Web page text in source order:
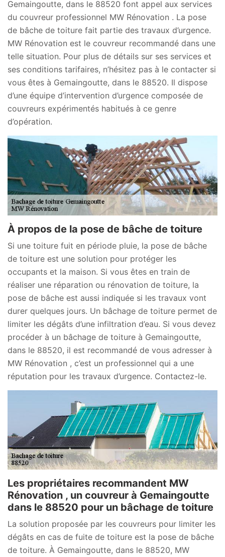
Gemaingoutte, dans le 88520 font appel aux services
du couvreur professionnel MW Rénovation . La pose
de bâche de toiture fait partie des travaux d’urgence.
MW Rénovation est le couvreur recommandé dans une
telle situation. Pour plus de détails sur ses services et
ses conditions tarifaires, n’hésitez pas à le contacter si
vous êtes à Gemaingoutte, dans le 88520. Il dispose
d’une équipe d’intervention d’urgence composée de
couvreurs expérimentés habitués à ce genre
d’opération.
À propos de la pose de bâche de toiture
Si une toiture fuit en période pluie, la pose de bâche
de toiture est une solution pour protéger les
occupants et la maison. Si vous êtes en train de
réaliser une réparation ou rénovation de toiture, la
pose de bâche est aussi indiquée si les travaux vont
durer quelques jours. Un bâchage de toiture permet de
limiter les dégâts d’une infiltration d’eau. Si vous devez
procéder à un bâchage de toiture à Gemaingoutte,
dans le 88520, il est recommandé de vous adresser à
MW Rénovation , c’est un professionnel qui a une
réputation pour les travaux d’urgence. Contactez-le.
Les propriétaires recommandent MW
Rénovation , un couvreur à Gemaingoutte
dans le 88520 pour un bâchage de toiture
La solution proposée par les couvreurs pour limiter les
dégâts en cas de fuite de toiture est la pose de bâche
de toiture. À Gemaingoutte, dans le 88520, MW